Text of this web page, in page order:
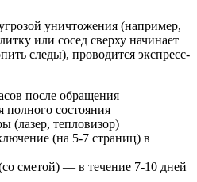
уничтожения (например,
или сосед сверху начинает
следы), проводится экспресс-
после обращения
полного состояния
(лазер, тепловизор)
(на 5-7 страниц) в
сметой) — в течение 7-10 дней